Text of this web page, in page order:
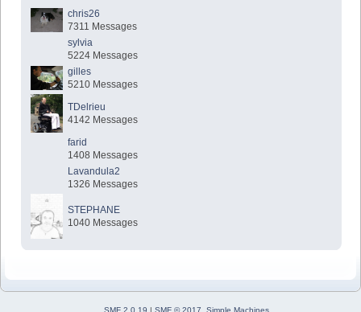
chris26
7311 Messages
sylvia
5224 Messages
gilles
5210 Messages
TDelrieu
4142 Messages
farid
1408 Messages
Lavandula2
1326 Messages
STEPHANE
1040 Messages
SMF 2.0.19 | SMF © 2017 Simple Machines